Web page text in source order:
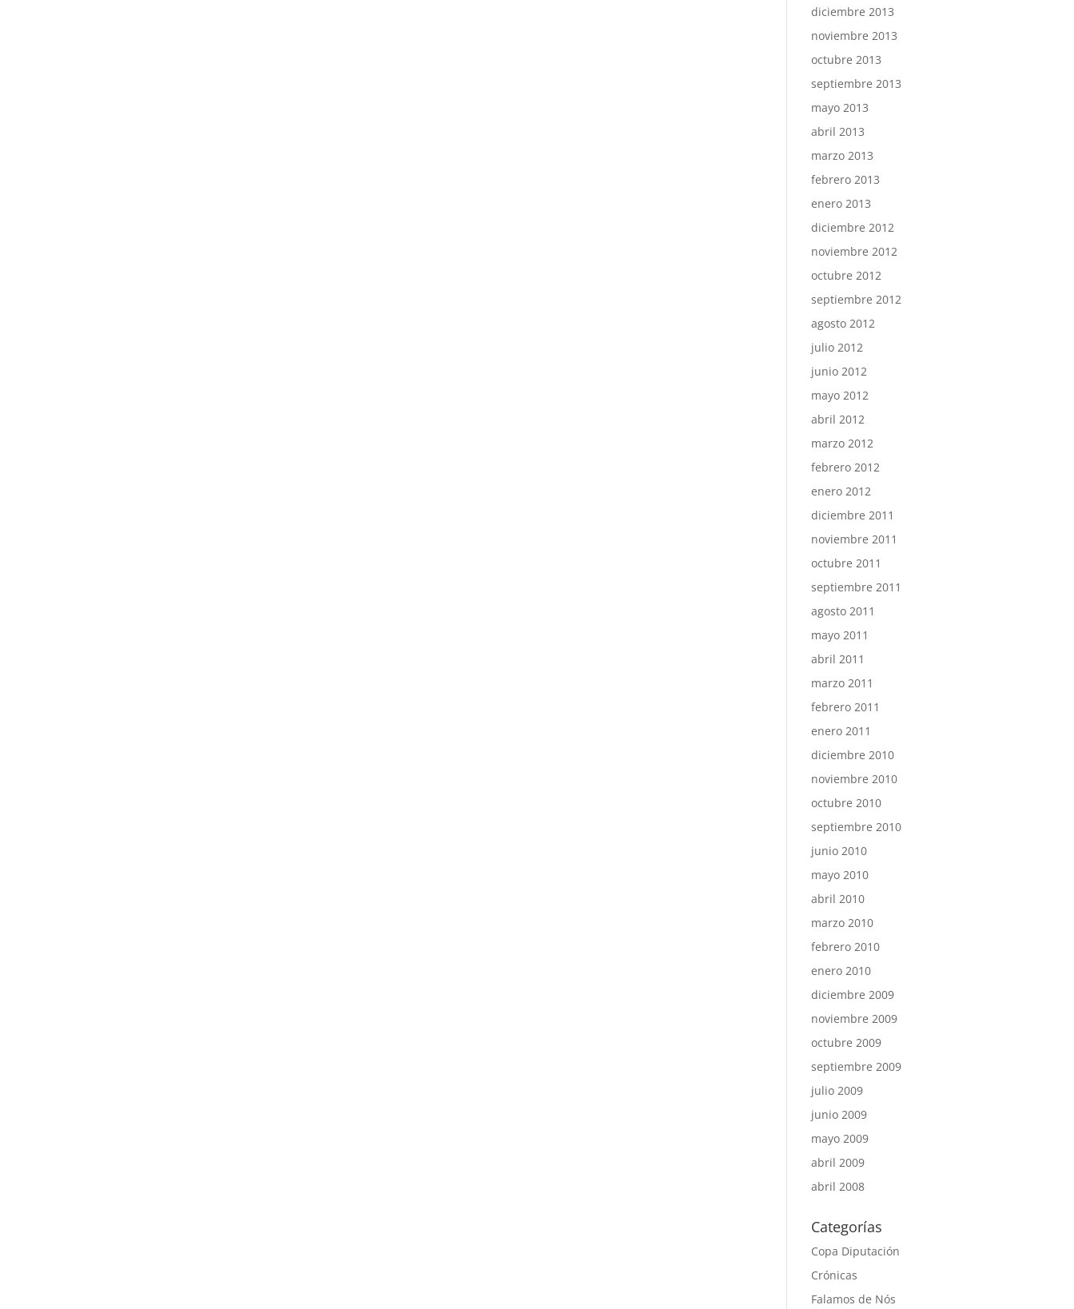
diciembre 2013
noviembre 2013
octubre 2013
septiembre 2013
mayo 2013
abril 2013
marzo 2013
febrero 2013
enero 2013
diciembre 2012
noviembre 2012
octubre 2012
septiembre 2012
agosto 2012
julio 2012
junio 2012
mayo 2012
abril 2012
marzo 2012
febrero 2012
enero 2012
diciembre 2011
noviembre 2011
octubre 2011
septiembre 2011
agosto 2011
mayo 2011
abril 2011
marzo 2011
febrero 2011
enero 2011
diciembre 2010
noviembre 2010
octubre 2010
septiembre 2010
junio 2010
mayo 2010
abril 2010
marzo 2010
febrero 2010
enero 2010
diciembre 2009
noviembre 2009
octubre 2009
septiembre 2009
julio 2009
junio 2009
mayo 2009
abril 2009
abril 2008
Categorías
Copa Diputación
Crónicas
Falamos de Nós